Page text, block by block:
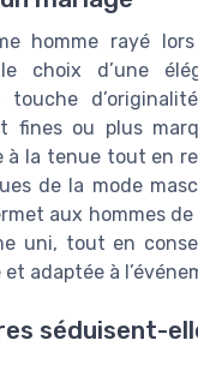
homme rayé lors
choix d’une
touche
fines ou plus
à la tenue tout en
de la mode
aux hommes
uni, tout en
adaptée à
séduisent-